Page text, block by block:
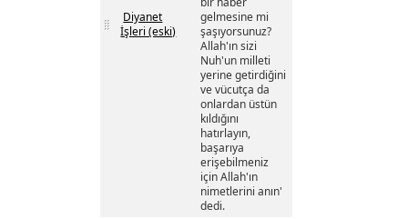
Diyanet
İşleri (eski)
gelmesine mi
şaşıyorsunuz?
Allah'ın sizi
Nuh'un milleti
yerine getirdiğini
ve vücutça da
onlardan üstün
kıldığını
hatırlayın,
başarıya
erişebilmeniz
için Allah'ın
nimetlerini anın'
dedi.